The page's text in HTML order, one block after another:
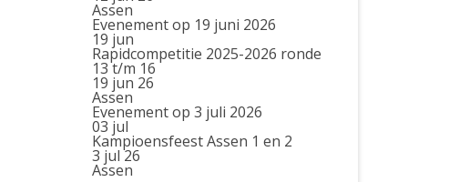
Assen
Evenement op 19 juni 2026
19 jun
Rapidcompetitie 2025-2026 ronde
13 t/m 16
19 jun 26
Assen
Evenement op 3 juli 2026
03 jul
Kampioensfeest Assen 1 en 2
3 jul 26
Assen